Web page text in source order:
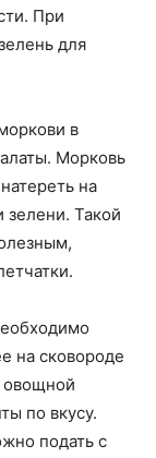
При
для
в
Морковь
на
зелени. Такой
на сковороде
овощной
по вкусу.
подать с